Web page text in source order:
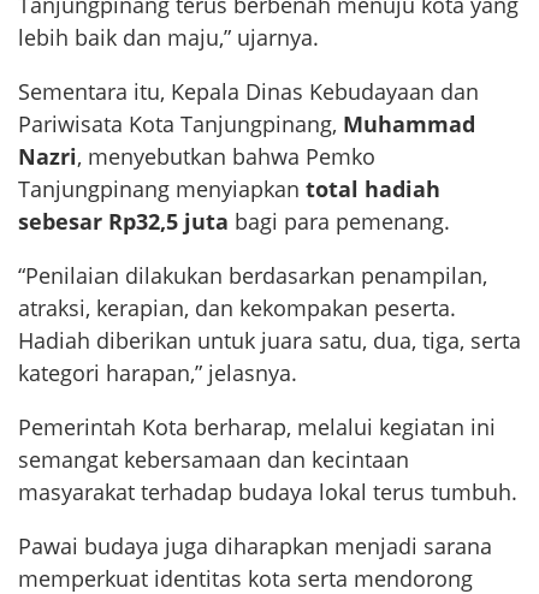
lebih baik dan maju,” ujarnya.
Sementara itu, Kepala Dinas Kebudayaan dan
Pariwisata Kota Tanjungpinang, Muhammad
Nazri, menyebutkan bahwa Pemko
Tanjungpinang menyiapkan total hadiah
sebesar Rp32,5 juta bagi para pemenang.
“Penilaian dilakukan berdasarkan penampilan,
atraksi, kerapian, dan kekompakan peserta.
Hadiah diberikan untuk juara satu, dua, tiga, serta
kategori harapan,” jelasnya.
Pemerintah Kota berharap, melalui kegiatan ini
semangat kebersamaan dan kecintaan
masyarakat terhadap budaya lokal terus tumbuh.
Pawai budaya juga diharapkan menjadi sarana
memperkuat identitas kota serta mendorong